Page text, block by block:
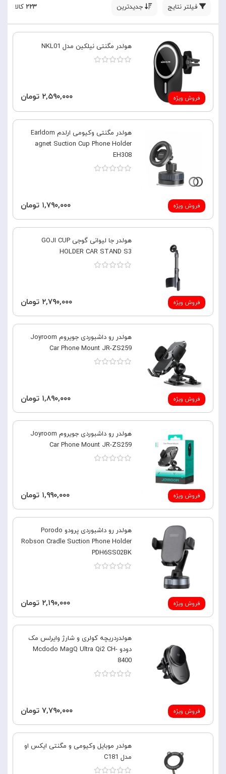
فیلتر نتایج جدیدترین ۲۲۳ کالا
فروش ویژه
هولدر مگنتی نیلکین مدل NKL01
۲,۵۹۰,۰۰۰ تومان
فروش ویژه
هولدر مگنتی وکیومی ارلدم Earldom
agnet Suction Cup Phone Holder
EH308
۱,۷۹۰,۰۰۰ تومان
فروش ویژه
هولدر جا لیوانی گوجی GOJI CUP
HOLDER CAR STAND S3
۲,۷۹۰,۰۰۰ تومان
فروش ویژه
هولدر رو داشبوردی جویروم Joyroom
Car Phone Mount JR-ZS259
۱,۸۹۰,۰۰۰ تومان
فروش ویژه
هولدر رو داشبوردی جویروم Joyroom
Car Phone Mount JR-ZS259
۱,۹۹۰,۰۰۰ تومان
فروش ویژه
هولدر رو داشبوردی پرودو Porodo
Robson Cradle Suction Phone Holder
PDH6SS02BK
۲,۱۹۰,۰۰۰ تومان
فروش ویژه
هولدردریچه کولری و شارژ وایرلس مک
دودو Mcdodo MagQ Ultra Qi2 CH-
8400
۷,۷۹۰,۰۰۰ تومان
هولدر موبایل وکیومی و مگنتی ایکس او
مدل C181